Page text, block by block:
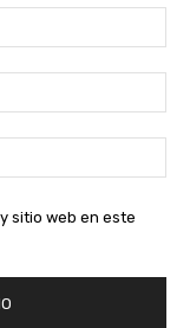
sitio web en este